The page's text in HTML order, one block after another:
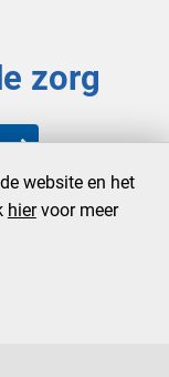
zorg
website en het
hiervoor meer